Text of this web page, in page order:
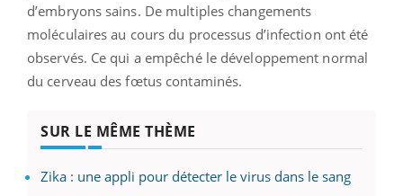
d’embryons sains. De multiples changements
moléculaires au cours du processus d’infection ont été
observés. Ce qui a empêché le développement normal
du cerveau des fœtus contaminés.
SUR LE MÊME THÈME
Zika : une appli pour détecter le virus dans le sang